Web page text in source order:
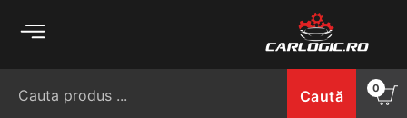
Caută 0